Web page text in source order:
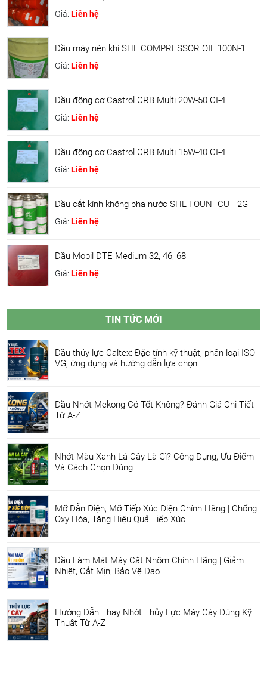
Giá: Liên hệ
Dầu máy nén khí SHL COMPRESSOR OIL 100N-1
Giá: Liên hệ
Dầu động cơ Castrol CRB Multi 20W-50 CI-4
Giá: Liên hệ
Dầu động cơ Castrol CRB Multi 15W-40 CI-4
Giá: Liên hệ
Dầu cắt kính không pha nước SHL FOUNTCUT 2G
Giá: Liên hệ
Dầu Mobil DTE Medium 32, 46, 68
Giá: Liên hệ
TIN TỨC MỚI
Dầu thủy lực Caltex: Đặc tính kỹ thuật, phân loại ISO
VG, ứng dụng và hướng dẫn lựa chọn
Dầu Nhớt Mekong Có Tốt Không? Đánh Giá Chi Tiết
Từ A-Z
Nhớt Màu Xanh Lá Cây Là Gì? Công Dụng, Ưu Điểm
Và Cách Chọn Đúng
Mỡ Dẫn Điện, Mỡ Tiếp Xúc Điện Chính Hãng | Chống
Oxy Hóa, Tăng Hiệu Quả Tiếp Xúc
Dầu Làm Mát Máy Cắt Nhôm Chính Hãng | Giảm
Nhiệt, Cắt Mịn, Bảo Vệ Dao
Hướng Dẫn Thay Nhớt Thủy Lực Máy Cày Đúng Kỹ
Thuật Từ A-Z